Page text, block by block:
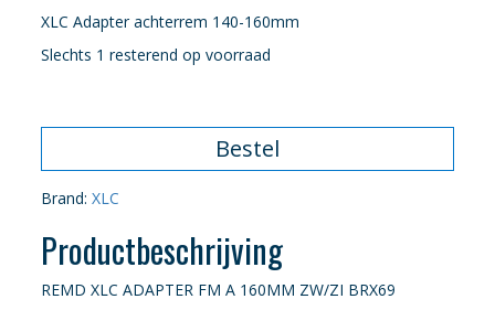
XLC Adapter achterrem 140-160mm
Slechts 1 resterend op voorraad
Bestel
Brand:XLC
Productbeschrijving
REMD XLC ADAPTER FM A 160MM ZW/ZI BRX69